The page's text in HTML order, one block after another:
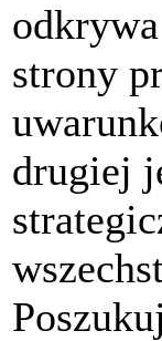
strony
drugiej